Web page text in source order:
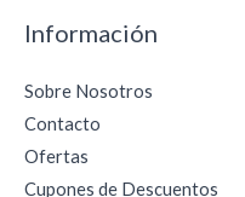
Información
Sobre Nosotros
Contacto
Ofertas
Cupones de Descuentos